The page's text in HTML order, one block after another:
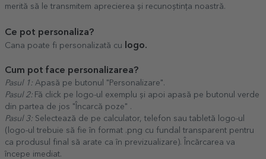
merită să le transmitem aprecierea și recunoștința noastră.
Ce pot personaliza?
Cana poate fi personalizată cu logo.
Cum pot face personalizarea?
Pasul 1: Apasă pe butonul "Personalizare".
Pasul 2: Fă click pe logo-ul exemplu și apoi apasă pe butonul verde
din partea de jos "Încarcă poze" .
Pasul 3: Selectează de pe calculator, telefon sau tabletă logo-ul
(logo-ul trebuie să fie în format .png cu fundal transparent pentru
ca produsul final să arate ca în previzualizare). Încărcarea va
începe imediat.